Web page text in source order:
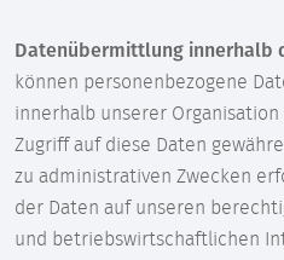
Datenübermittlung innerhalb
können personenbezogene
innerhalb unserer
Zugriff auf diese Daten
zu administrativen Zwecken
der Daten auf unseren
und betriebswirtschaftlichen